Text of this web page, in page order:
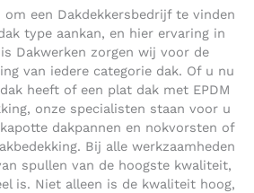
een Dakdekkersbedrijf te vinden
type aankan, en hier ervaring in
Dakwerken zorgen wij voor de
van iedere categorie dak. Of u nu
heeft of een plat dak met EPDM
onze specialisten staan voor u
dakpannen en nokvorsten of
Bij alle werkzaamheden
spullen van de hoogste kwaliteit,
is. Niet alleen is de kwaliteit hoog,